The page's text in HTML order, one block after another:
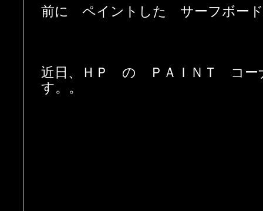
前に ペイントした サーフボー
近日、ＨＰ の ＰＡＩＮＴ コー
す。。